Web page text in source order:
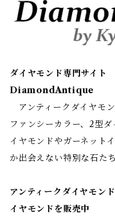
ダイヤモンド専門サイト
DiamondAntique
アンティークダイヤモ
ファンシーカラー、2型
イヤモンドやガーネット
か出会えない特別な石た
アンティークダイヤモン
イヤモンドを販売中